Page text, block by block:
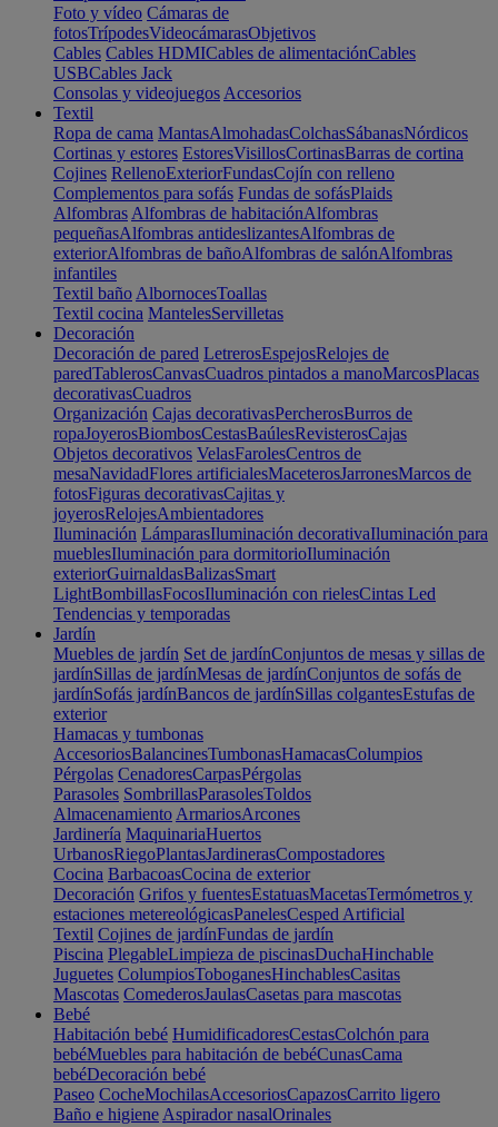
Foto y vídeo Cámaras de
fotosTrípodesVideocámarasObjetivos
Cables Cables HDMICables de alimentaciónCables
USBCables Jack
Consolas y videojuegos Accesorios
Textil
Ropa de cama MantasAlmohadasColchasSábanasNórdicos
Cortinas y estores EstoresVisillosCortinasBarras de cortina
Cojines RellenoExteriorFundasCojín con relleno
Complementos para sofás Fundas de sofásPlaids
Alfombras Alfombras de habitaciónAlfombras
pequeñasAlfombras antideslizantesAlfombras de
exteriorAlfombras de bañoAlfombras de salónAlfombras
infantiles
Textil baño AlbornocesToallas
Textil cocina MantelesServilletas
Decoración
Decoración de pared LetrerosEspejosRelojes de
paredTablerosCanvasCuadros pintados a manoMarcosPlacas
decorativasCuadros
Organización Cajas decorativasPercherosBurros de
ropaJoyerosBiombosCestasBaúlesRevisterosCajas
Objetos decorativos VelasFarolesCentros de
mesaNavidadFlores artificialesMaceterosJarronesMarcos de
fotosFiguras decorativasCajitas y
joyerosRelojesAmbientadores
Iluminación LámparasIluminación decorativaIluminación para
mueblesIluminación para dormitorioIluminación
exteriorGuirnaldasBalizasSmart
LightBombillasFocosIluminación con rielesCintas Led
Tendencias y temporadas
Jardín
Muebles de jardín Set de jardínConjuntos de mesas y sillas de
jardínSillas de jardínMesas de jardínConjuntos de sofás de
jardínSofás jardínBancos de jardínSillas colgantesEstufas de
exterior
Hamacas y tumbonas
AccesoriosBalancinesTumbonasHamacasColumpios
Pérgolas CenadoresCarpasPérgolas
Parasoles SombrillasParasolesToldos
Almacenamiento ArmariosArcones
Jardinería MaquinariaHuertos
UrbanosRiegoPlantasJardinerasCompostadores
Cocina BarbacoasCocina de exterior
Decoración Grifos y fuentesEstatuasMacetasTermómetros y
estaciones metereológicasPanelesCesped Artificial
Textil Cojines de jardínFundas de jardín
Piscina PlegableLimpieza de piscinasDuchaHinchable
Juguetes ColumpiosToboganesHinchablesCasitas
Mascotas ComederosJaulasCasetas para mascotas
Bebé
Habitación bebé HumidificadoresCestasColchón para
bebéMuebles para habitación de bebéCunasCama
bebéDecoración bebé
Paseo CocheMochilasAccesoriosCapazosCarrito ligero
Baño e higiene Aspirador nasalOrinales